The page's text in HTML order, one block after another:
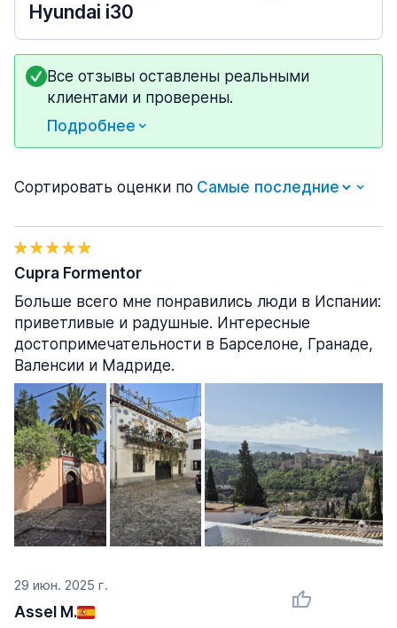
Hyundai i30
Все отзывы оставлены реальными
клиентами и проверены.
Подробнее
Сортировать оценки по
29 июн. 2025 г.
Assel M.
Cupra Formentor
Больше всего мне понравились люди в Испании:
приветливые и радушные. Интересные
достопримечательности в Барселоне, Гранаде,
Валенсии и Мадриде.